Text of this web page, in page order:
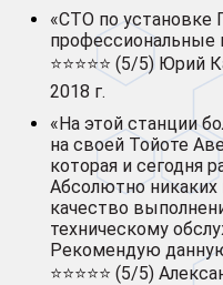
«СТО по установке
профессиональные
⭐⭐⭐⭐⭐ (5/5)
2018 г.
«На этой станции
на своей Тойоте
которая и сегодня
Абсолютно никаких
качество
техническому
Рекомендую
⭐⭐⭐⭐⭐ (5/5)